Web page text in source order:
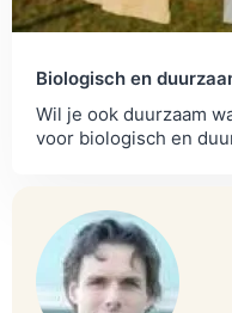
Biologisch en
Wil je ook duurzaam
voor biologisch en